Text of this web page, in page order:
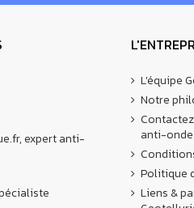
d'information et de
lire et partager
expert anti-
L'équipe
Notre
anti-
Politique
Liens &